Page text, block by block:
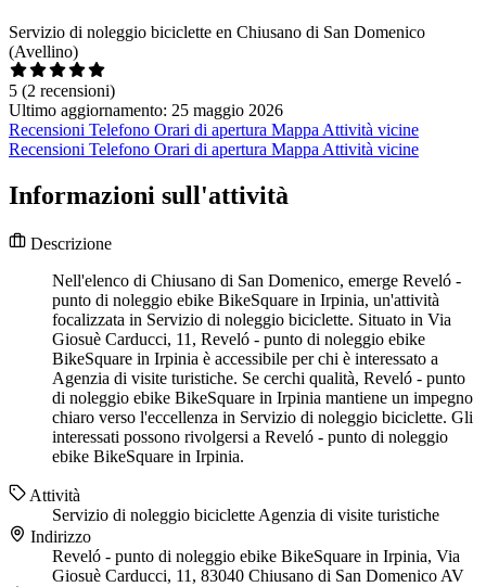
Servizio di noleggio biciclette en Chiusano di San Domenico
(Avellino)
5 (2 recensioni)
Ultimo aggiornamento: 25 maggio 2026
Recensioni Telefono Orari di apertura Mappa Attività vicine
Recensioni Telefono Orari di apertura Mappa Attività vicine
Informazioni sull'attività
Descrizione
Nell'elenco di Chiusano di San Domenico, emerge Reveló -
punto di noleggio ebike BikeSquare in Irpinia, un'attività
focalizzata in Servizio di noleggio biciclette. Situato in Via
Giosuè Carducci, 11, Reveló - punto di noleggio ebike
BikeSquare in Irpinia è accessibile per chi è interessato a
Agenzia di visite turistiche. Se cerchi qualità, Reveló - punto
di noleggio ebike BikeSquare in Irpinia mantiene un impegno
chiaro verso l'eccellenza in Servizio di noleggio biciclette. Gli
interessati possono rivolgersi a Reveló - punto di noleggio
ebike BikeSquare in Irpinia.
Attività
Servizio di noleggio biciclette Agenzia di visite turistiche
Indirizzo
Reveló - punto di noleggio ebike BikeSquare in Irpinia, Via
Giosuè Carducci, 11, 83040 Chiusano di San Domenico AV